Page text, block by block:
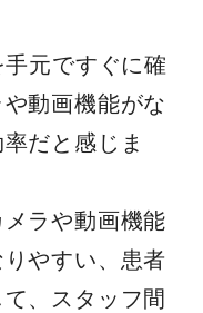
元ですぐに確
動画機能がな
だと感じま
ラや動画機能
やすい、患者
、スタッフ間